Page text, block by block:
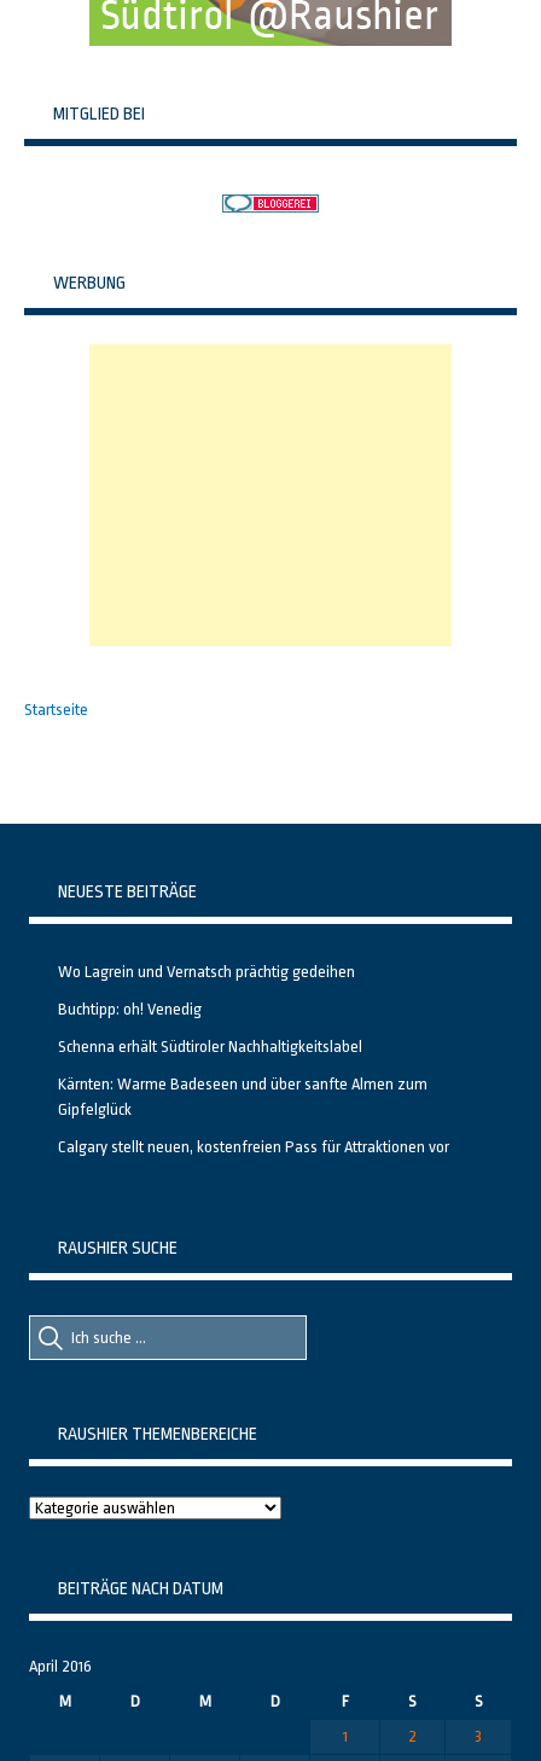
MITGLIED BEI
WERBUNG
Startseite
NEUESTE BEITRÄGE
Wo Lagrein und Vernatsch prächtig gedeihen
Buchtipp: oh! Venedig
Schenna erhält Südtiroler Nachhaltigkeitslabel
Kärnten: Warme Badeseen und über sanfte Almen zum
Gipfelglück
Calgary stellt neuen, kostenfreien Pass für Attraktionen vor
RAUSHIER SUCHE
Suche
nach::
Suche
nach:
RAUSHIER THEMENBEREICHE
Raushier
BEITRÄGE NACH DATUM
April 2016
M
D M D F S
S
1
2
3